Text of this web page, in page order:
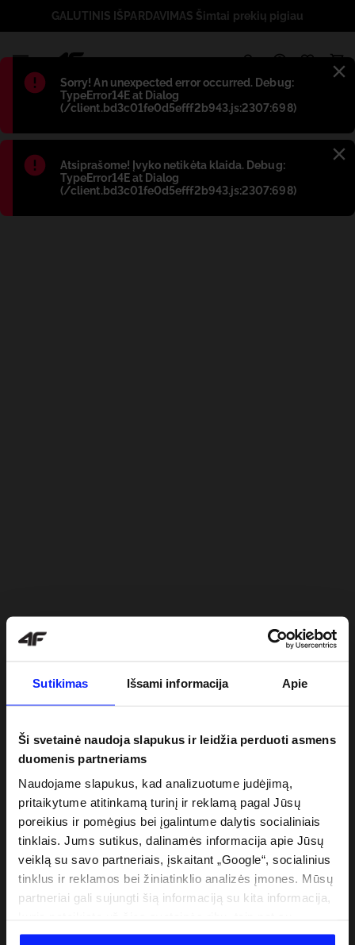
Sutikimas Išsami informacija Apie
Ši svetainė naudoja slapukus ir leidžia perduoti asmens
duomenis partneriams
Naudojame slapukus, kad analizuotume judėjimą,
pritaikytume atitinkamą turinį ir reklamą pagal Jūsų
poreikius ir pomėgius bei įgalintume dalytis socialiniais
tinklais. Jums sutikus, dalinamės informacija apie Jūsų
veiklą su savo partneriais, įskaitant „Google“, socialinius
tinklus ir reklamos bei žiniatinklio analizės įmones. Mūsų
partneriai gali sujungti šią informaciją su kita informacija,
duomenimis, kuriuos jie gauna, kai naudojatės jų
Błąd:
Sorry! An unexpected error occurred. Debug:
TypeError14E at Dialog
(/client.bd3c01fe0d5efff2b943.js:2307:698)
Błąd:
Atsiprašome! Įvyko netikėta klaida. Debug:
TypeError14E at Dialog
(/client.bd3c01fe0d5efff2b943.js:2307:698)
GALUTINIS IŠPARDAVIMAS Šimtai prekių pigiau